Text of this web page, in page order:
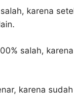
karena
salah,
karena